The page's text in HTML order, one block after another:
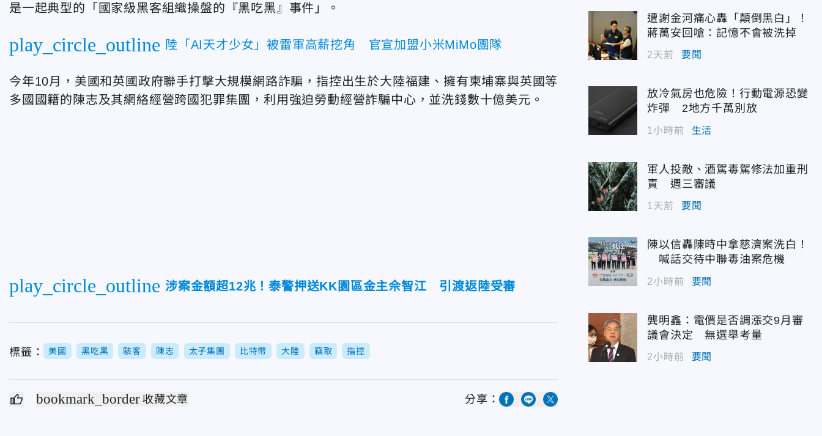
是一起典型的「國家級黑客組織操盤的『黑吃黑』事件」。
play_circle_outline 陸「AI天才少女」被雷軍高薪挖角 官宣加盟小米MiMo團隊
今年10月，美國和英國政府聯手打擊大規模網路詐騙，指控出生於大陸福建、擁有柬埔寨與英國等
多國國籍的陳志及其網絡經營跨國犯罪集團，利用強迫勞動經營詐騙中心，並洗錢數十億美元。
play_circle_outline 涉案金額超12兆！泰警押送KK園區金主佘智江 引渡返陸受審
標籤： 美國 黑吃黑 駭客 陳志 太子集團 比特幣 大陸 竊取 指控
bookmark_border 收藏文章 分享：
遭謝金河痛心轟「顛倒黑白」！
蔣萬安回嗆：記憶不會被洗掉
2天前 要聞
放冷氣房也危險！行動電源恐變
炸彈 2地方千萬別放
1小時前 生活
軍人投敵、酒駕毒駕修法加重刑
責 週三審議
1天前 要聞
陳以信轟陳時中拿慈濟案洗白！
喊話交待中聯毒油案危機
2小時前 要聞
龔明鑫：電價是否調漲交9月審
議會決定 無選舉考量
2小時前 要聞